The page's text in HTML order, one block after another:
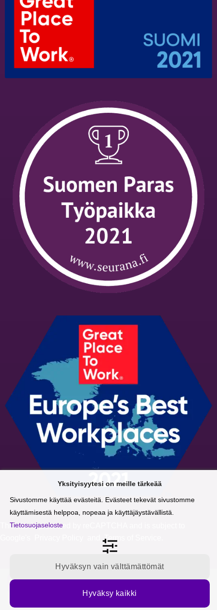
This site is protected by reCAPTCHA and is subject to
Terms of Service
Yksityisyytesi on meille tärkeää
Sivustomme käyttää evästeitä. Evästeet tekevät sivustomme
käyttämisestä helppoa, nopeaa ja käyttäjäystävällistä.
Tietosuojaseloste
Hyväksy kaikki
Hyväksyn vain välttämättömät